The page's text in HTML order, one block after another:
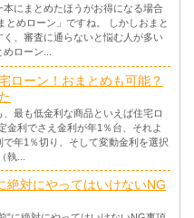
にまとめたほうがお得になる場合
とめローン」ですね。 しかしおまと
、審査に通らないと悩む人が多い
ローン...
ローン！おまとめも可能？
最も低金利な商品といえば住宅ロ
金利でさえ金利が年1％台、それよ
で年1％切り、そして変動金利を選択
執...
絶対にやってはいけないNG